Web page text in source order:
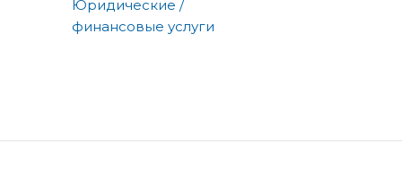
Юридические /
финансовые услуги